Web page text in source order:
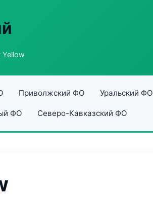
Yellow
Приволжский ФО Уральский ФО
ФО Северо-Кавказский ФО